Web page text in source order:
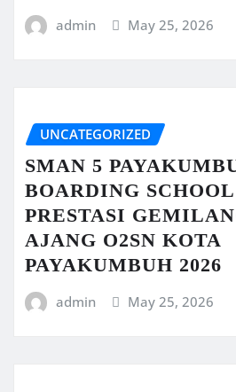
admin May 25, 2026
UNCATEGORIZED
SMAN 5
BOARDING
PRESTASI
AJANG O2SN KOTA
PAYAKUMBUH 2026
admin May 25, 2026